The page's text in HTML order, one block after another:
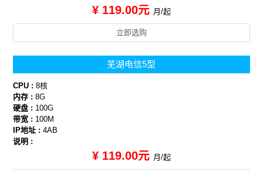
¥ 119.00元 月/起
立即选购
芜湖电信5型
CPU :8核
内存 :8G
硬盘 : 100G
带宽 : 100M
IP地址 :4AB
说明 :
¥ 119.00元 月/起